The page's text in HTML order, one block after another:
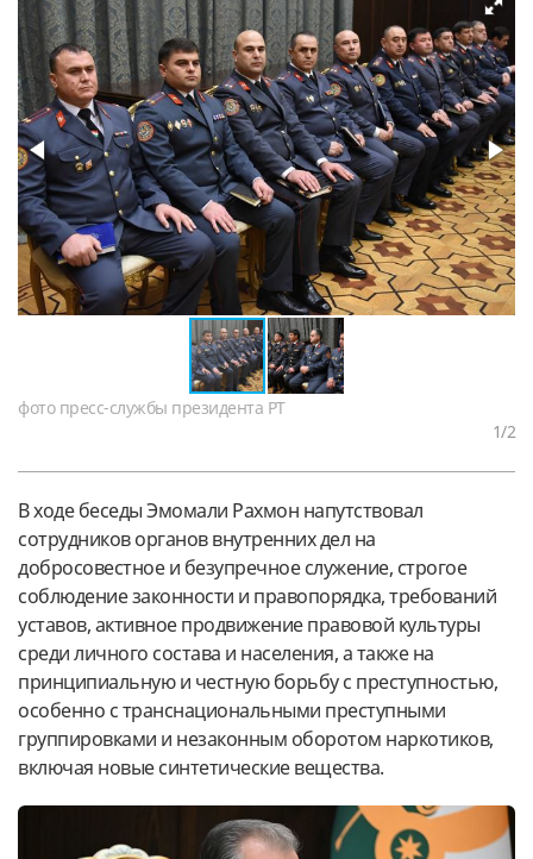
фото пресс-службы президента РТ
1/2
В ходе беседы Эмомали Рахмон напутствовал
сотрудников органов внутренних дел на
добросовестное и безупречное служение, строгое
соблюдение законности и правопорядка, требований
уставов, активное продвижение правовой культуры
среди личного состава и населения, а также на
принципиальную и честную борьбу с преступностью,
особенно с транснациональными преступными
группировками и незаконным оборотом наркотиков,
включая новые синтетические вещества.